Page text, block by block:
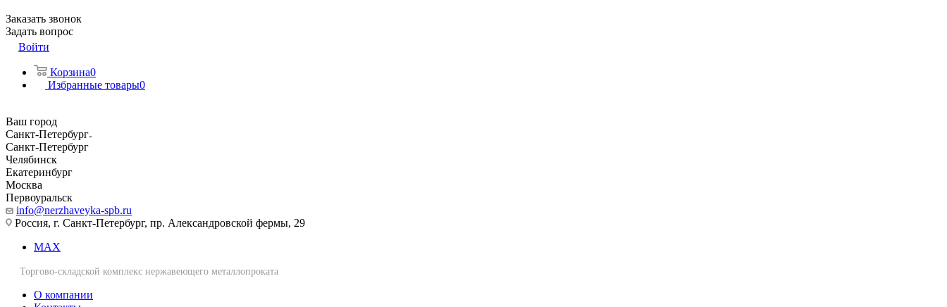
Заказать звонок
Задать вопрос
Войти
Корзина0
Избранные товары0
Ваш город
Санкт-Петербург
Санкт-Петербург
Челябинск
Екатеринбург
Москва
Первоуральск
info@nerzhaveyka-spb.ru
Россия, г. Санкт-Петербург, пр. Александровской фермы, 29
MAX
Торгово-складской комплекс нержавеющего металлопроката
О компании